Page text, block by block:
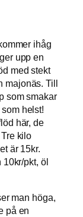
ihåg
upp en
med stekt
majonäs. Till
som smakar
helst!
här, de
kilo
är 15kr.
10kr/pkt, öl
man höga,
på en